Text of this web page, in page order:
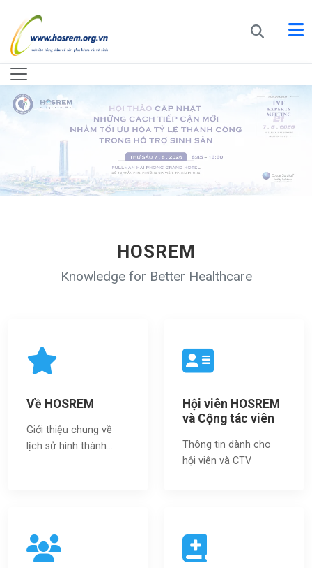
HOSREM
Knowledge for Better Healthcare
Về HOSREM
Giới thiệu chung về
lịch sử hình thành...
Hội viên HOSREM
và Cộng tác viên
Thông tin dành cho
hội viên và CTV